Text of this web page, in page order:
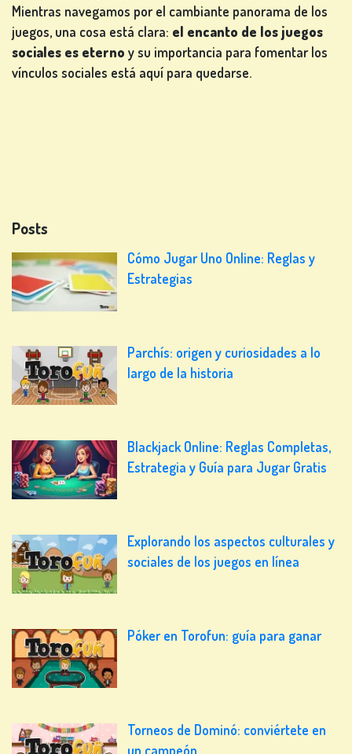
Mientras navegamos por el cambiante panorama de los
juegos, una cosa está clara: el encanto de los juegos
sociales es eterno y su importancia para fomentar los
vínculos sociales está aquí para quedarse.
Posts
Cómo Jugar Uno Online: Reglas y
Estrategias
Parchís: origen y curiosidades a lo
largo de la historia
Blackjack Online: Reglas Completas,
Estrategia y Guía para Jugar Gratis
Explorando los aspectos culturales y
sociales de los juegos en línea
Póker en Torofun: guía para ganar
Torneos de Dominó: conviértete en
un campeón